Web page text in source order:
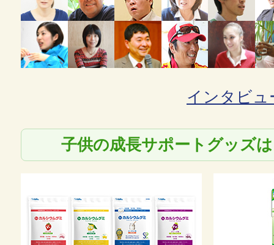
インタビュ
子供の成長サポートグッズ